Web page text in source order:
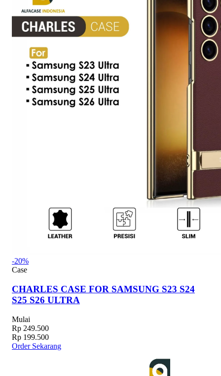
-20%
Case
CHARLES CASE FOR SAMSUNG S23 S24
S25 S26 ULTRA
Mulai
Rp 249.500
Rp 199.500
Order Sekarang